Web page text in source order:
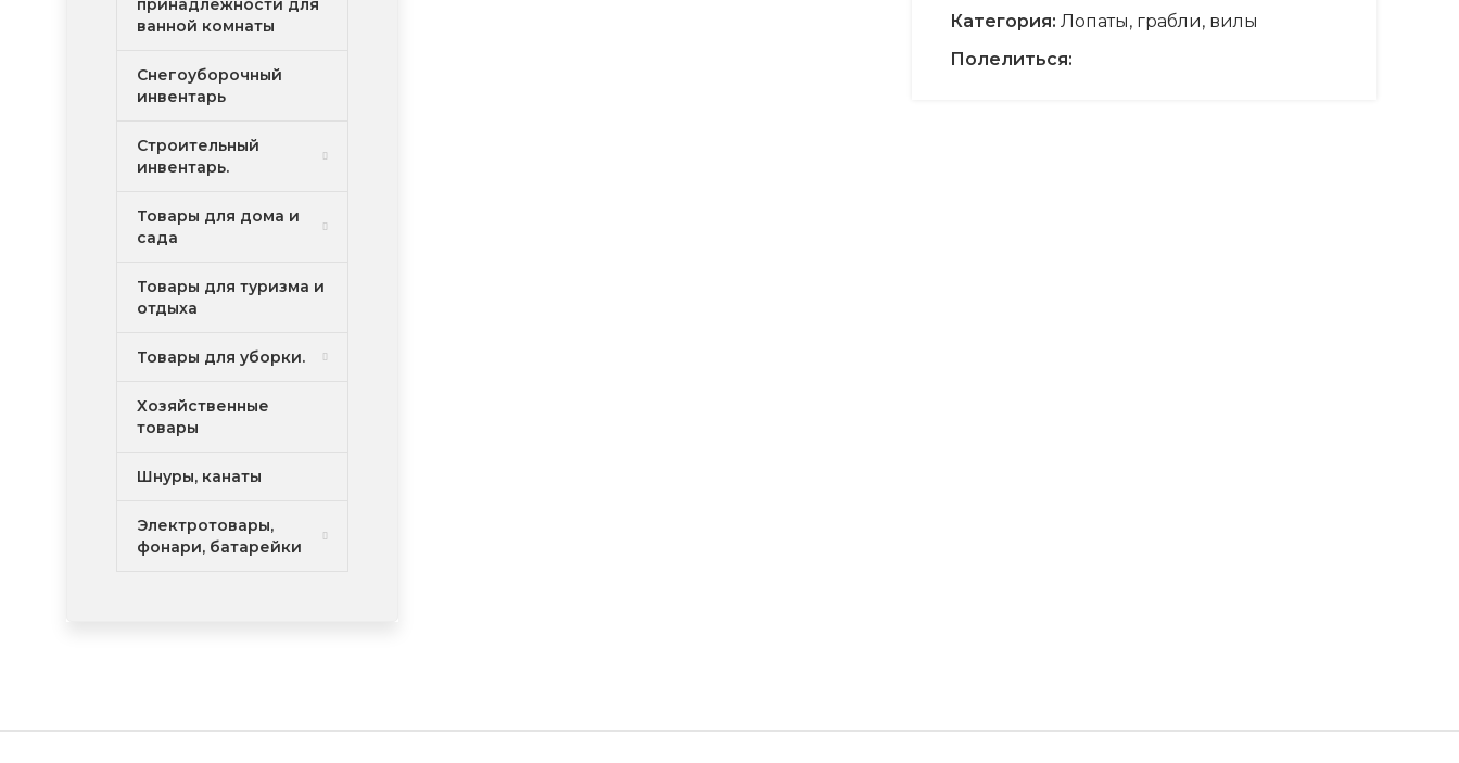
Категория: Лопаты, грабли, вилы
Полелиться:
принадлежности для
ванной комнаты
Снегоуборочный
инвентарь
Строительный
инвентарь.
Товары для дома и
сада
Товары для туризма и
отдыха
Товары для уборки.
Хозяйственные
товары
Шнуры, канаты
Электротовары,
фонари, батарейки